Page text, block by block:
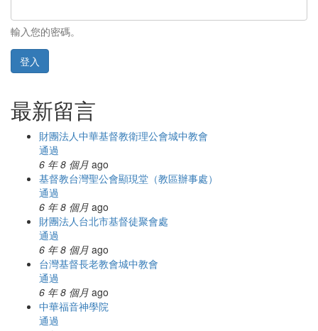
輸入您的密碼。
登入
最新留言
財團法人中華基督教衛理公會城中教會
通過
6 年 8 個月 ago
基督教台灣聖公會顯現堂（教區辦事處）
通過
6 年 8 個月 ago
財團法人台北市基督徒聚會處
通過
6 年 8 個月 ago
台灣基督長老教會城中教會
通過
6 年 8 個月 ago
中華福音神學院
通過